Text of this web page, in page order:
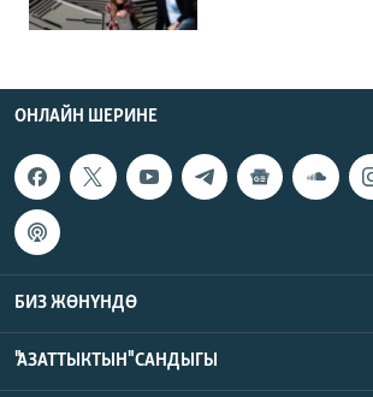
ОНЛАЙН ШЕРИНЕ
БИЗ ЖӨНҮНДӨ
"АЗАТТЫКТЫН" САНДЫГЫ